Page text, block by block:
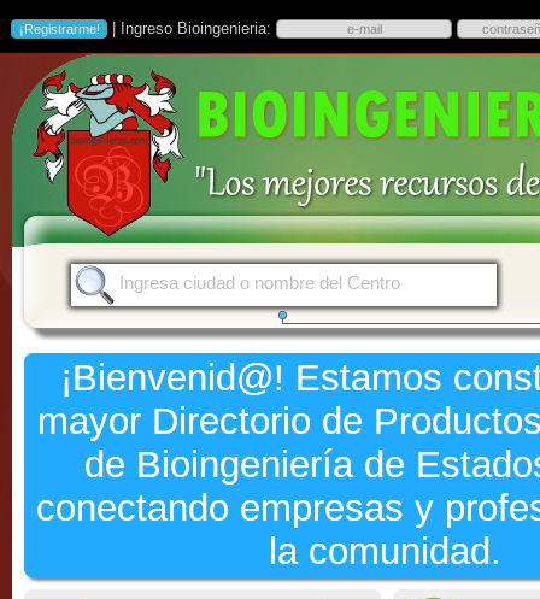
| Ingreso Bioingenieria:
¡Bienvenid@! Estamos
mayor Directorio de
de Bioingeniería de
conectando empresas y
la comunidad.